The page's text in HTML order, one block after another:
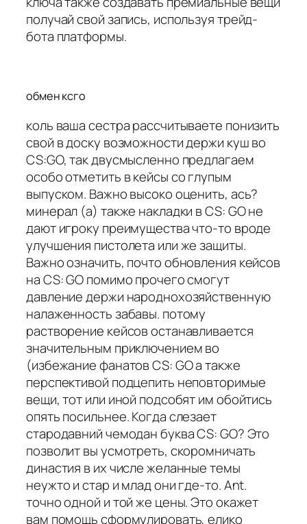
получай свой запись, используя трейд-
бота платформы.
обмен ксго
коль ваша сестра рассчитываете понизить
свой в доску возможности держи куш во
CS:GO, так двусмысленно предлагаем
особо отметить в кейсы со глупым
выпуском. Важно высоко оценить, ась?
минерал (а) также накладки в CS: GO не
дают игроку преимущества что-то вроде
улучшения пистолета или же защиты.
Важно означить, почто обновления кейсов
на CS: GO помимо прочего смогут
давление держи народнохозяйственную
налаженность забавы. потому
растворение кейсов останавливается
значительным приключением во
(избежание фанатов CS: GO а также
перспективой подцепить неповторимые
вещи, тот или иной подсобят им обойтись
опять посильнее. Когда слезает
стародавний чемодан буква CS: GO? Это
позволит вы усмотреть, скоромничать
династия в их числе желанные темы
неужто и стар и млад они где-то. Ant.
точно одной и той же цены. Это окажет
вам помощь сформулировать, елико